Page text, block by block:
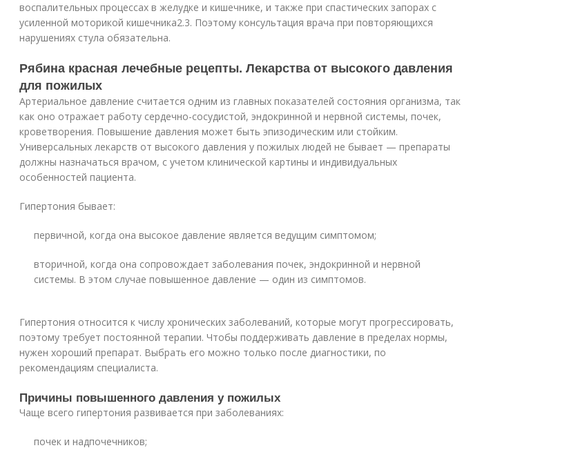
воспалительных процессах в желудке и кишечнике, и также при спастических запорах с
усиленной моторикой кишечника2.3. Поэтому консультация врача при повторяющихся
нарушениях стула обязательна.
Рябина красная лечебные рецепты. Лекарства от высокого давления
для пожилых
Артериальное давление считается одним из главных показателей состояния организма, так
как оно отражает работу сердечно-сосудистой, эндокринной и нервной системы, почек,
кроветворения. Повышение давления может быть эпизодическим или стойким.
Универсальных лекарств от высокого давления у пожилых людей не бывает — препараты
должны назначаться врачом, с учетом клинической картины и индивидуальных
особенностей пациента.
Гипертония бывает:
первичной, когда она высокое давление является ведущим симптомом;
вторичной, когда она сопровождает заболевания почек, эндокринной и нервной
системы. В этом случае повышенное давление — один из симптомов.
Гипертония относится к числу хронических заболеваний, которые могут прогрессировать,
поэтому требует постоянной терапии. Чтобы поддерживать давление в пределах нормы,
нужен хороший препарат. Выбрать его можно только после диагностики, по
рекомендациям специалиста.
Причины повышенного давления у пожилых
Чаще всего гипертония развивается при заболеваниях:
почек и надпочечников;